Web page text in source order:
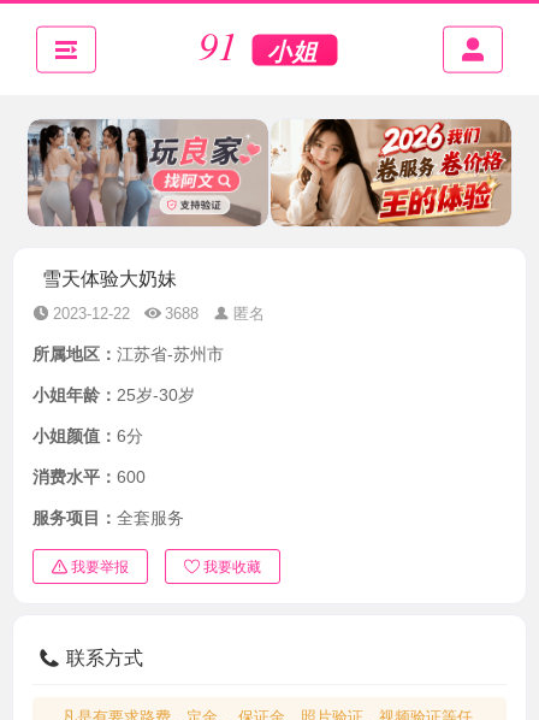
雪天体验大奶妹
2023-12-22 3688 匿名
所属地区： 江苏省-苏州市
小姐年龄： 25岁-30岁
小姐颜值： 6分
消费水平： 600
服务项目： 全套服务
我要举报 我要收藏
联系方式